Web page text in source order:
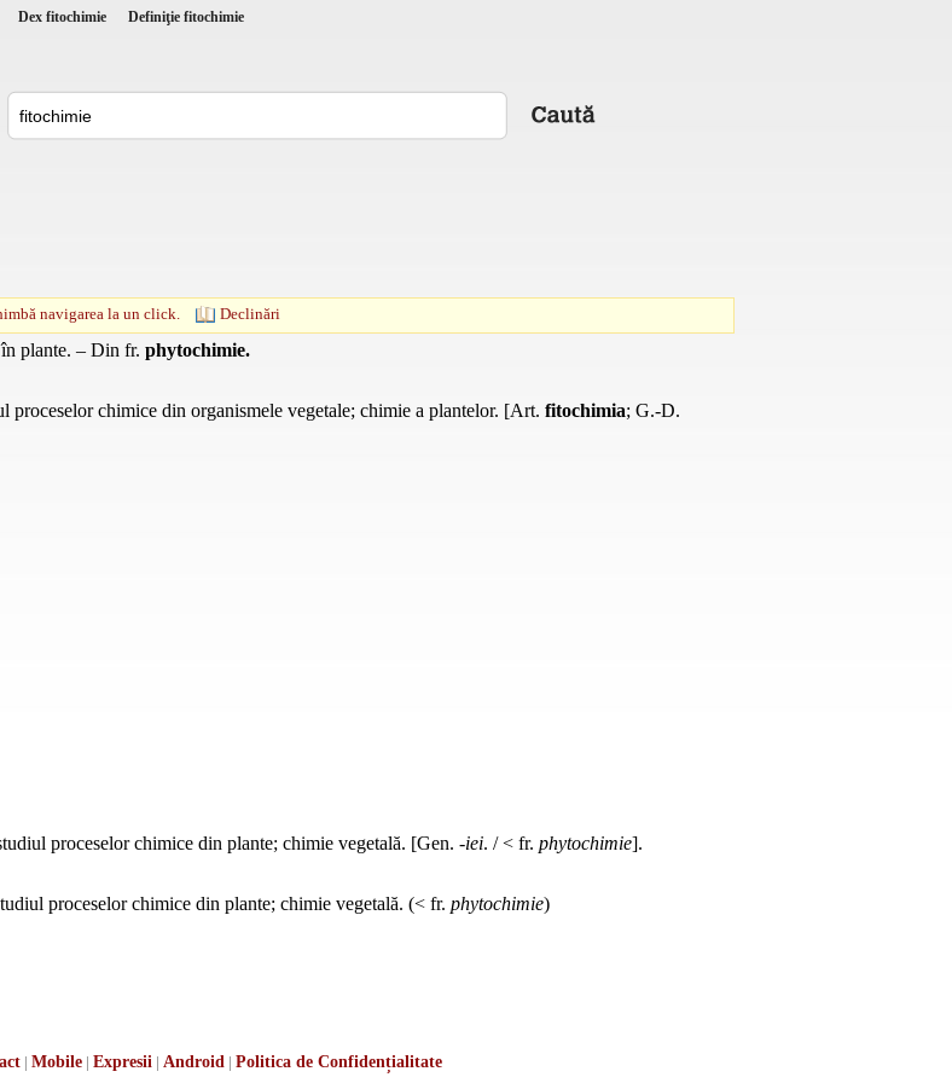
Dex fitochimie Definiţie fitochimie
navigarea la un click. Declinări
plante. – Din fr. phytochimie.
proceselor chimice din organismele vegetale; chimie a plantelor. [Art. fitochimia; G.-D.
proceselor chimice din plante; chimie vegetală. [Gen. -iei. / < fr. phytochimie].
proceselor chimice din plante; chimie vegetală. (< fr. phytochimie)
| Mobile| Expresii | Android | Politica de Confidențialitate